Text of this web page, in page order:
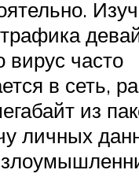
часто
в сеть,
из
личных